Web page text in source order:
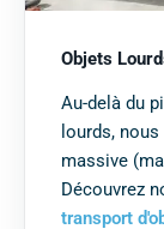
Objets
Au-delà du
lourds,
massive
Découvrez
transport